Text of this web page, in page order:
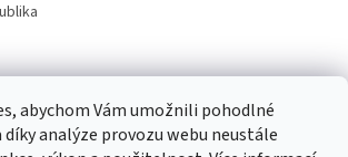
abychom Vám umožnili pohodlné
analýze provozu webu neustále
Europe www.sport4outlet.cz